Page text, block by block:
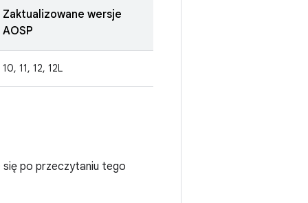
Zaktualizowane wersje
AOSP
10, 11, 12, 12L
po przeczytaniu tego